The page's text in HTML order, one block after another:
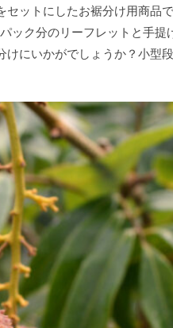
ットにしたお裾分け用商品
ク分のリーフレットと手
にいかがでしょうか？小型